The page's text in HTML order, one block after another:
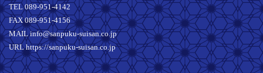
TEL 089-951-4142
FAX 089-951-4156
MAIL info@sanpuku-suisan.co.jp
URL https://sanpuku-suisan.co.jp